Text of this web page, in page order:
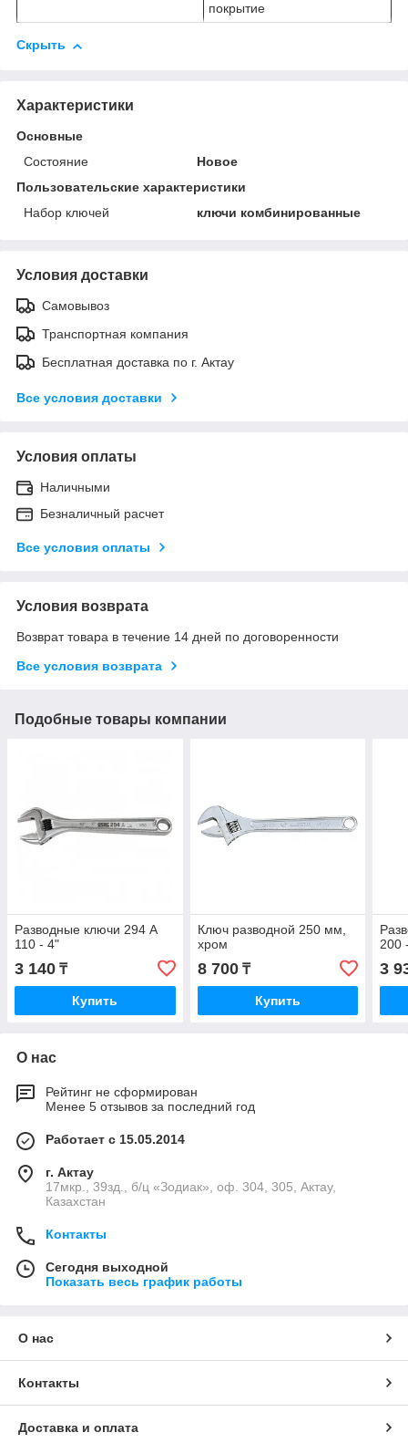
покрытие
Скрыть
Характеристики
Основные
Состояние
Новое
Пользовательские характеристики
Набор ключей
ключи комбинированные
Условия доставки
Самовывоз
Транспортная компания
Бесплатная доставка по г. Актау
Все условия доставки
Условия оплаты
Наличными
Безналичный расчет
Все условия оплаты
Условия возврата
Возврат товара в течение 14 дней по договоренности
Все условия возврата
Подобные товары компании
Разводные ключи 294 А
110 - 4"
3 140 ₸
Купить
Ключ разводной 250 мм,
хром
8 700₸
Купить
200
3
О нас
Рейтинг не сформирован
Менее 5 отзывов за последний год
Работает с 15.05.2014
г. Актау
17мкр., 39зд., б/ц «Зодиак», оф. 304, 305, Актау,
Казахстан
Контакты
Сегодня выходной
Показать весь график работы
О нас
Контакты
Доставка и оплата